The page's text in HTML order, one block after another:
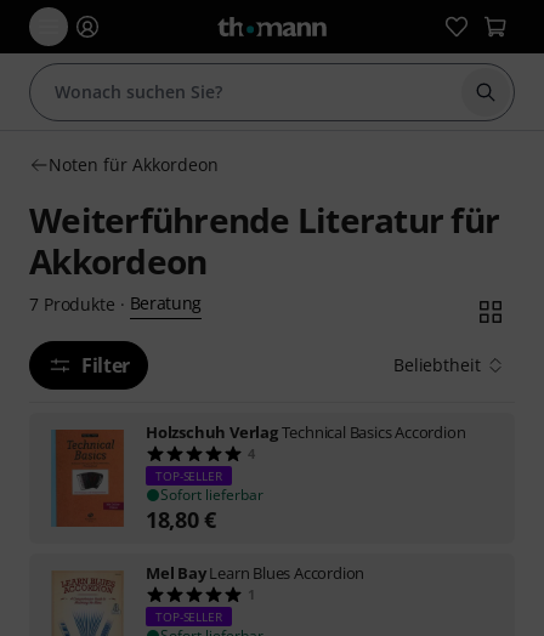
Suche
Noten für Akkordeon
Weiterführende Literatur für
Akkordeon
7 Produkte · Beratung
Filter Beliebtheit
Holzschuh VerlagTechnical Basics Accordion
4
TOP-SELLER
Sofort lieferbar
18,80€
Mel BayLearn Blues Accordion
1
TOP-SELLER